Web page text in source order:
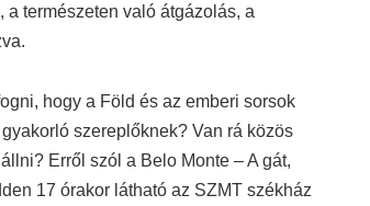
a természeten való átgázolás, a
hogy a Föld és az emberi sorsok
szereplőknek? Van rá közös
Erről szól a Belo Monte – A gát,
17 órakor látható az SZMT székház